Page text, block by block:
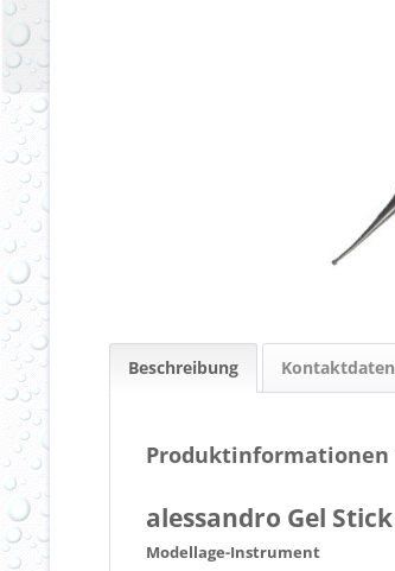
Beschreibung Kontaktdaten
Produktinformationen
alessandro Gel
Modellage-Instrument